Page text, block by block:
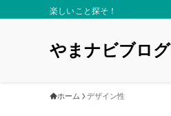
楽しいこと探そ！
やまナビブログ
ホーム デザイン性